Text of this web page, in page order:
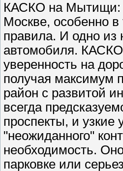
КАСКО на Мытищи:
Москве, особенно
правила. И одно из
автомобиля. КАСКО
уверенность на
получая
район с развитой
всегда
проспекты, и узкие
"неожиданного"
необходимость.
парковке или